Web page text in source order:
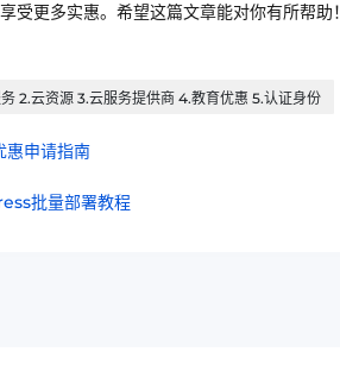
受更多实惠。希望这篇文章能对你有所帮助！
2.云资源 3.云服务提供商 4.教育优惠 5.认证身份
惠申请指南
批量部署教程